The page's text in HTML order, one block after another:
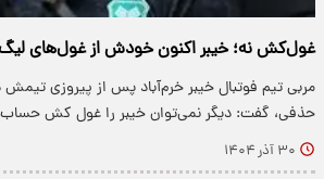
غول‌کش نه؛ خیبر اکنون خودش از غول‌های
مربی تیم فوتبال خیبر خرم‌آباد پس از پیروزی
حذفی، گفت: دیگر نمی‌توان خیبر را غول کش
۳۰ آذر ۱۴۰۴